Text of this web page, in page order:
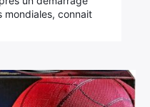
mondiales, connait